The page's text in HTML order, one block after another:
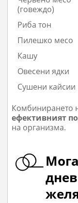
(говеждо)
Риба тон
Пилешко месо
Кашу
Овесени ядки
Сушени кайсии
Комбинирането
ефективният
на организма.